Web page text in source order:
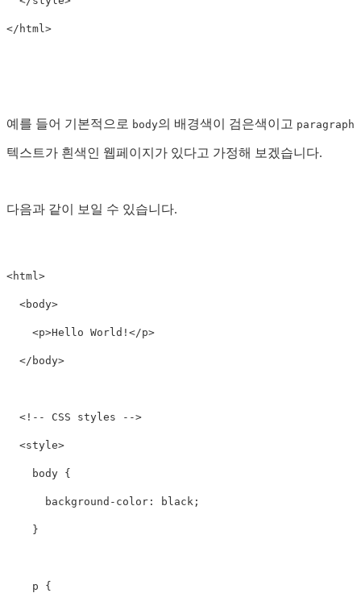
</html>
예를 들어 기본적으로 body의 배경색이 검은색이고 paragraph
텍스트가 흰색인 웹페이지가 있다고 가정해 보겠습니다.
다음과 같이 보일 수 있습니다.
<html>
<body>
<p>Hello World! </p>
</body>
<!-- CSS styles -->
<style>
body {
background-color : black ;
}
p {